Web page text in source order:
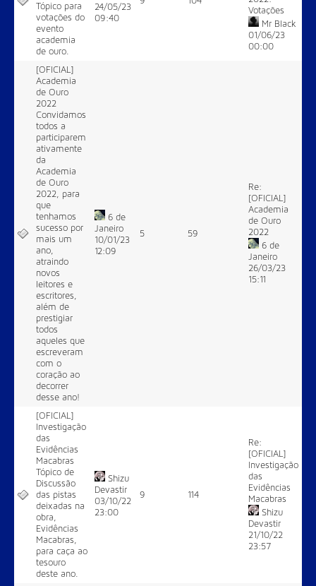
Tópico para
votações do
evento
academia
de ouro.
24/05/23
09:40
Votações
Mr Black
01/06/23
00:00
[OFICIAL]
Academia
de Ouro
2022
Convidamos
todos a
participarem
ativamente
da
Academia
de Ouro
2022, para
que
tenhamos
sucesso por
mais um
ano,
atraindo
novos
leitores e
escritores,
além de
prestigiar
todos
aqueles que
escreveram
com o
coração ao
decorrer
desse ano!
6 de
Janeiro
10/01/23
12:09
5 59
Re:
[OFICIAL]
Academia
de Ouro
2022
6 de
Janeiro
26/03/23
15:11
[OFICIAL]
Investigação
das
Evidências
Macabras
Tópico de
Discussão
das pistas
deixadas na
obra,
Evidências
Macabras,
para caça ao
tesouro
deste ano.
Shizu
Devastir
03/10/22
23:00
9 114
Re:
[OFICIAL]
Investigação
das
Evidências
Macabras
Shizu
Devastir
21/10/22
23:57